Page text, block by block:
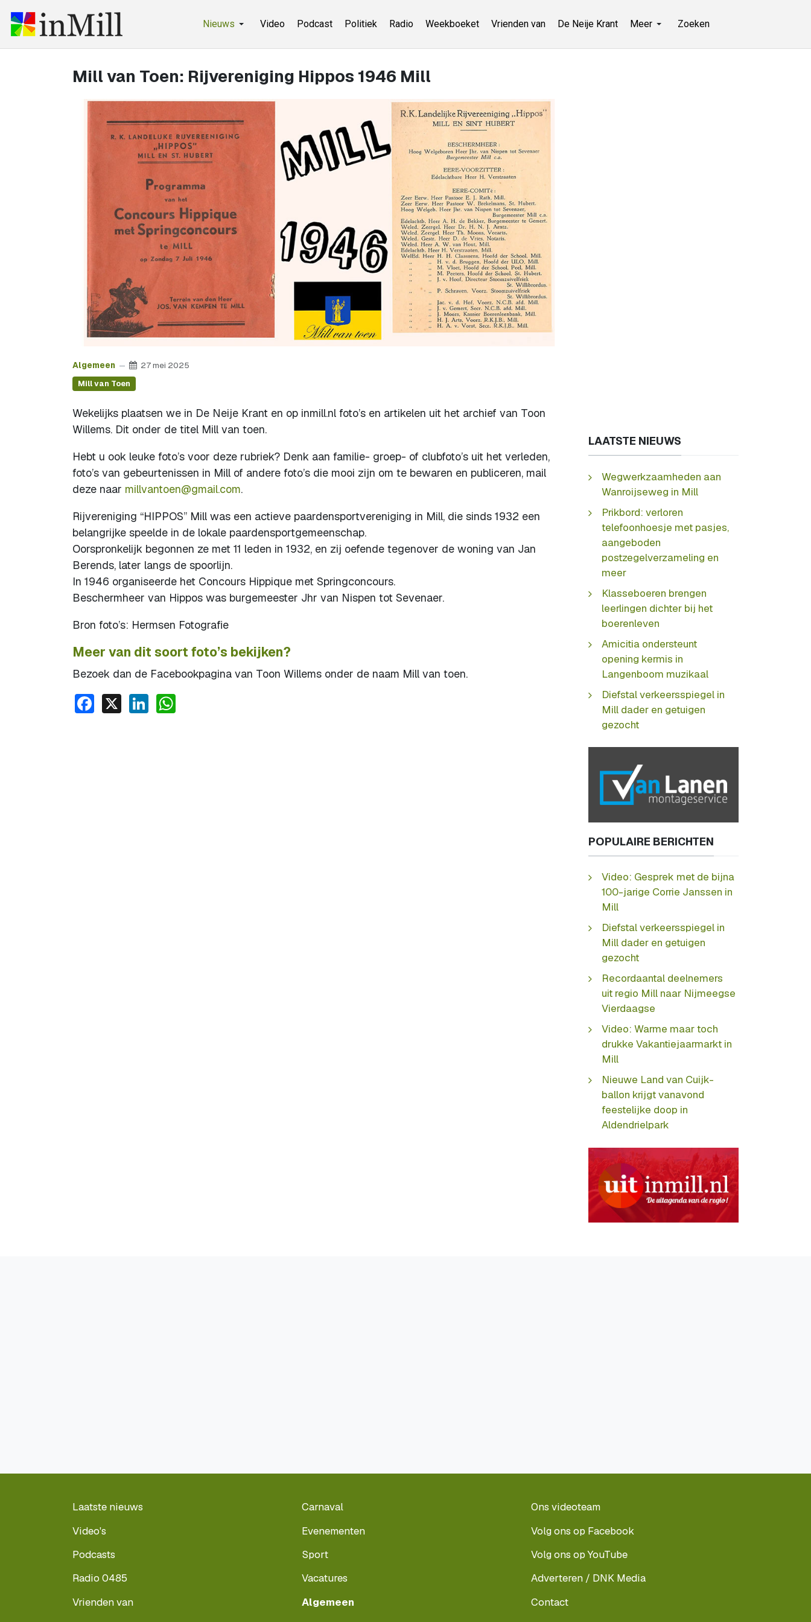
Nieuws Video Podcast Politiek Radio Weekboeket Vrienden van De Neije Krant Meer Zoeken
Mill van Toen: Rijvereniging Hippos 1946 Mill
Algemeen 27 mei 2025
Mill van Toen
Wekelijks plaatsen we in De Neije Krant en op inmill.nl foto’s en artikelen uit het archief van Toon
Willems. Dit onder de titel Mill van toen.
Hebt u ook leuke foto’s voor deze rubriek? Denk aan familie- groep- of clubfoto’s uit het verleden,
foto’s van gebeurtenissen in Mill of andere foto’s die mooi zijn om te bewaren en publiceren, mail
deze naar millvantoen@gmail.com.
Rijvereniging “HIPPOS” Mill was een actieve paardensportvereniging in Mill, die sinds 1932 een
belangrijke speelde in de lokale paardensportgemeenschap.
Oorspronkelijk begonnen ze met 11 leden in 1932, en zij oefende tegenover de woning van Jan
Berends, later langs de spoorlijn.
In 1946 organiseerde het Concours Hippique met Springconcours.
Beschermheer van Hippos was burgemeester Jhr van Nispen tot Sevenaer.
Bron foto’s: Hermsen Fotografie
Meer van dit soort foto’s bekijken?
Bezoek dan de Facebookpagina van Toon Willems onder de naam Mill van toen.
Facebook
X LinkedIn
LAATSTE NIEUWS
Wegwerkzaamheden aan
Wanroijseweg in Mill
Prikbord: verloren
telefoonhoesje met pasjes,
aangeboden
postzegelverzameling en
meer
Klasseboeren brengen
leerlingen dichter bij het
boerenleven
Amicitia ondersteunt
opening kermis in
Langenboom muzikaal
Diefstal verkeersspiegel in
Mill dader en getuigen
gezocht
POPULAIRE BERICHTEN
Video: Gesprek met de bijna
100-jarige Corrie Janssen in
Mill
Diefstal verkeersspiegel in
Mill dader en getuigen
gezocht
Recordaantal deelnemers
uit regio Mill naar Nijmeegse
Vierdaagse
Video: Warme maar toch
drukke Vakantiejaarmarkt in
Mill
Nieuwe Land van Cuijk-
ballon krijgt vanavond
feestelijke doop in
Aldendrielpark
Laatste nieuws
Video's
Podcasts
Radio 0485
Vrienden van
Carnaval
Evenementen
Sport
Vacatures
Algemeen
Ons videoteam
Volg ons op Facebook
Volg ons op YouTube
Adverteren / DNK Media
Contact